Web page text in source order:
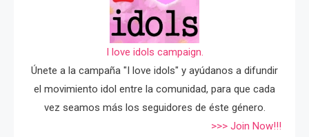
I love idols campaign.
Únete a la campaña "I love idols" y ayúdanos a difundir
el movimiento idol entre la comunidad, para que cada
vez seamos más los seguidores de éste género.
>>> Join Now!!!